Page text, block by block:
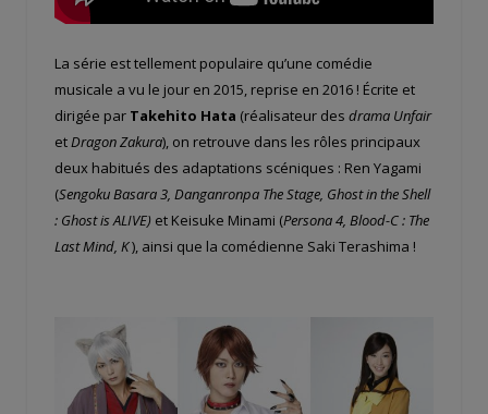
La série est tellement populaire qu’une comédie
musicale a vu le jour en 2015, reprise en 2016 ! Écrite et
dirigée par Takehito Hata (réalisateur des drama Unfair
etDragon Zakura), on retrouve dans les rôles principaux
deux habitués des adaptations scéniques : Ren Yagami
(Sengoku Basara3, Danganronpa The Stage, Ghost in the Shell
: Ghost is ALIVE) et Keisuke Minami (Persona 4, Blood-C : The
Last Mind, K), ainsi que la comédienne Saki Terashima !